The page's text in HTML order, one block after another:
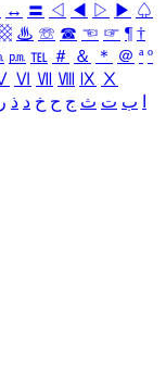
↔ 〓 ◁ ◀ ▷ ▶ ♤
♨ ☏ ☎ ☜ ☞ ¶ †
㏘ ℡ ＃ ＆ ＊ ＠ ª º
Ⅵ Ⅶ Ⅷ Ⅸ Ⅹ
ب ت ث ج ح خ د ذ ر